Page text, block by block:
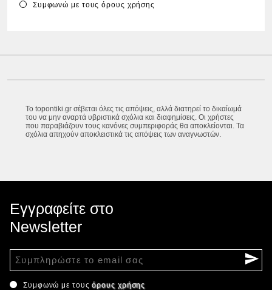
Συμφωνώ με τουςόρους χρήσης
Το topontiki.gr σέβεται όλες τις απόψεις, αλλά διατηρεί το δικαίωμά
του να μην αναρτά υβριστικά σχόλια και διαφημίσεις. Οι χρήστες
που παραβιάζουν τους κανόνες συμπεριφοράς θα αποκλείονται. Τα
σχόλια απηχούν αποκλειστικά τις απόψεις των αναγνωστών.
Εγγραφείτε στο
Newsletter
Συμφωνώ με τουςόρους χρήσης